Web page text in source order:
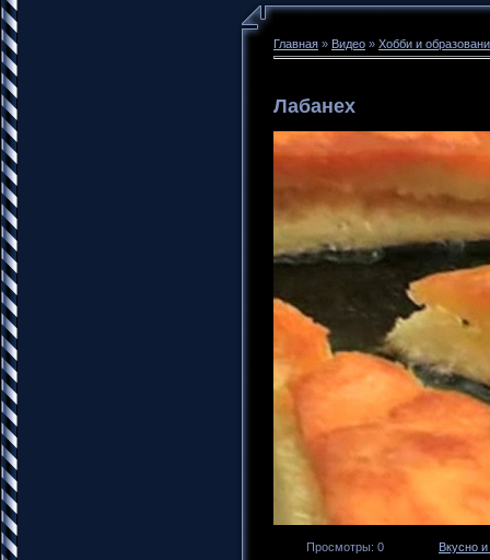
Главная » Видео » Хобби и
Лабанех
Просмотры: 0 Вкусно